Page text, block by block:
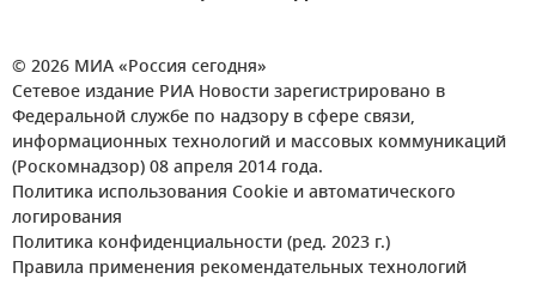
© 2026 МИА «Россия сегодня»
Сетевое издание РИА Новости зарегистрировано в
Федеральной службе по надзору в сфере связи,
информационных технологий и массовых коммуникаций
(Роскомнадзор) 08 апреля 2014 года.
Политика использования Cookie и автоматического
логирования
Политика конфиденциальности (ред. 2023 г.)
Правила применения рекомендательных технологий